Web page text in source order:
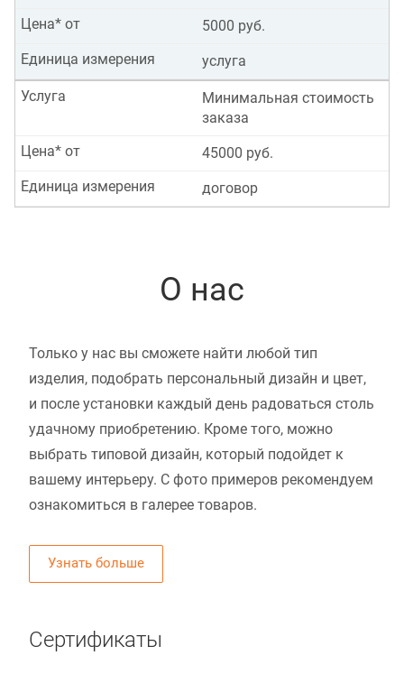
5000 руб.
Цена* от
услуга
Единица измерения
Минимальная стоимость
заказа
Услуга
45000 руб.
Цена* от
договор
Единица измерения
О нас
Только у нас вы сможете найти любой тип
изделия, подобрать персональный дизайн и цвет,
и после установки каждый день радоваться столь
удачному приобретению. Кроме того, можно
выбрать типовой дизайн, который подойдет к
вашему интерьеру. С фото примеров рекомендуем
ознакомиться в галерее товаров.
Узнать больше
Сертификаты